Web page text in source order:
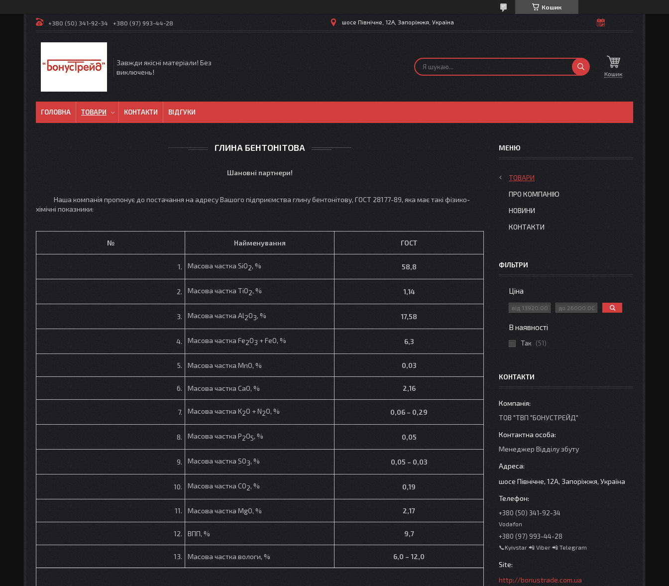
Кошик
+380 (50) 341-92-34 +380 (97) 993-44-28 шосе Північне, 12А, Запоріжжя, Україна
Завжди якісні матеріали! Без
виключень!
Кошик
ГОЛОВНА ТОВАРИ КОНТАКТИ ВІДГУКИ
ГЛИНА БЕНТОНІТОВА
Шановні партнери!
Наша компанія пропонує до постачання на адресу Вашого підприємства глину бентонітову, ГОСТ 28177-89, яка має такі фізико-
хімічні показники:
№ Найменування ГОСТ
1. Масова частка SiO2, % 58,8
2. Масова частка TiO2, % 1,14
3. Масова частка Al2O3, % 17,58
4. Масова частка Fe2O3 + FeO, % 6,3
5. Масова частка MnO, % 0,03
6. Масова частка CaO, % 2,16
7. Масова частка K2O + N2O, % 0,06 – 0,29
8. Масова частка P2O5, % 0,05
9. Масова частка SO3, % 0,05 – 0,03
10. Масова частка CO2, % 0,19
11. Масова частка MgO, % 2,17
12. ВПП, % 9,7
13. Масова частка вологи, % 6,0 – 12,0
ТОВАРИ
ПРО КОМПАНІЮ
НОВИНИ
КОНТАКТИ
ФІЛЬТРИ
Ціна
В наявності
Так 51
КОНТАКТИ
ТОВ "ТВП "БОНУСТРЕЙД"
Менеджер Відділу збуту
шосе Північне, 12А, Запоріжжя, Україна
+380 (50) 341-92-34
Vodafon
+380 (97) 993-44-28
📞Kyivstar 📲 Viber 📲 Telegram
http://bonustrade.com.ua